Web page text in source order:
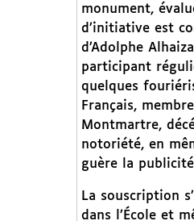
monument,
d’initiative est
d’Adolphe
participant
quelques
Français,
Montmartre,
notoriété, en
guère la
La souscription
dans l’École et